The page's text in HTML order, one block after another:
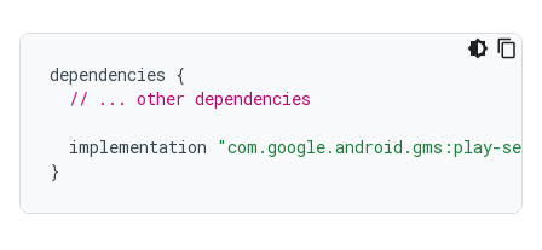
dependencies {
// ... other dependencies
implementation "com.google.android.gms:play-
}